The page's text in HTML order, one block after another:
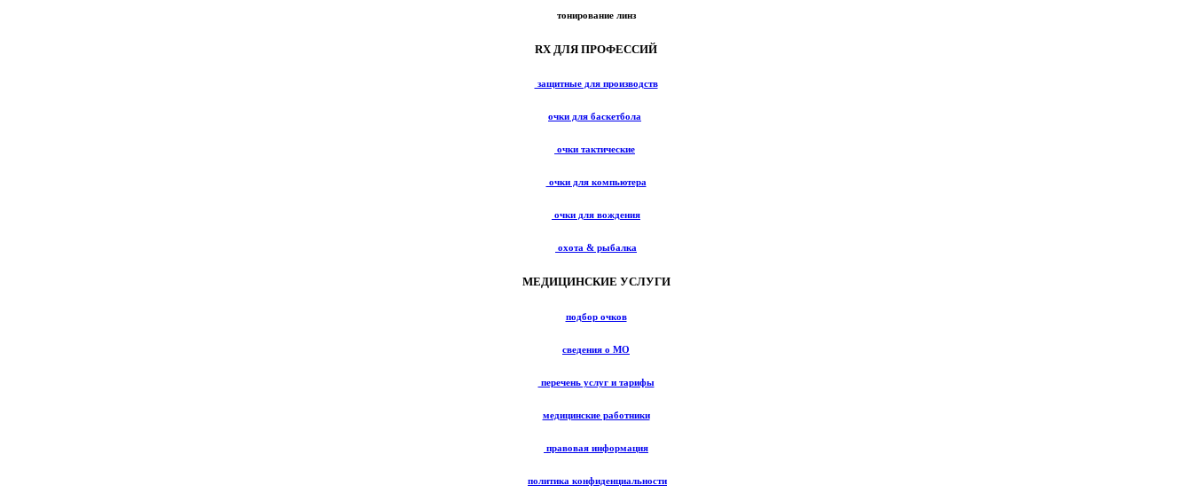
тонирование линз
RX ДЛЯ ПРОФЕССИЙ
защитные для производств
очки для баскетбола
очки тактические
очки для компьютера
очки для вождения
охота & рыбалка
МЕДИЦИНСКИЕ УСЛУГИ
подбор очков
сведения о МО
перечень услуг и тарифы
медицинские работники
правовая информация
политика конфиденциальности